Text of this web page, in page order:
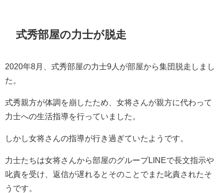
式秀部屋の力士が脱走
2020年8月、式秀部屋の力士9人が部屋から集団脱走しまし
た。
式秀親方が体調を崩したため、女将さんが親方に代わって
力士への生活指導を行っていました。
しかし女将さんの指導が行き過ぎていたようです。
力士たちは女将さんから部屋のグループLINEで長文指示や
叱責を受け、返信が遅れるとそのことでまた叱責されたそ
うです。